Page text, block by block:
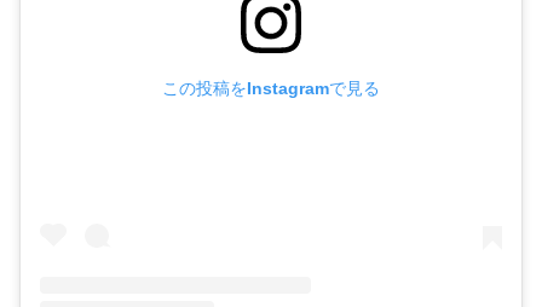
この投稿をInstagramで見る